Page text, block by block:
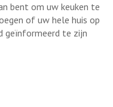
bent om uw keuken te
of uw hele huis op
geïnformeerd te zijn